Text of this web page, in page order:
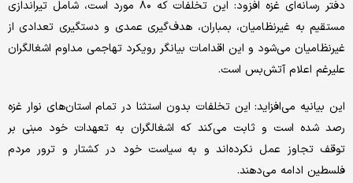
دفتر رسانه‌ای غزه افزود: این تخلفات که ۸۰ مورد است، شامل تیراندازی
مستقیم به غیرنظامیان، بمباران، هدف‌گیری عمدی و دستگیری تعدادی از
غیرنظامیان می‌شود و این اقدامات بیانگر رویکرد تهاجمی مداوم اشغالگران
علیرغم اعلام آتش‌بس است.
این بیانیه می‌افزاید: این تخلفات بدون استثنا در تمام استان‌های نوار غزه
رصد شده است و ثابت می‌کند که اشغالگران به تعهدات خود مبنی بر
توقف تجاوز عمل نکرده‌اند و به سیاست خود در کشتار و ترور مردم
فلسطین ادامه می‌دهند.